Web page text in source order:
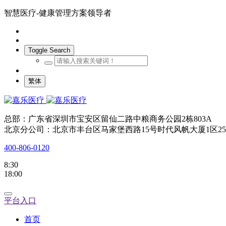
智慧医疗-健康管理方案领导者
Toggle Search
繁体
总部：广东省深圳市宝安区留仙二路中粮商务公园2栋803A
北京分公司：北京市丰台区马家堡西路15号时代风帆大厦1区
400-806-0120
8:30
18:00
平台入口
首页